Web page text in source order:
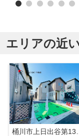
エリアの近